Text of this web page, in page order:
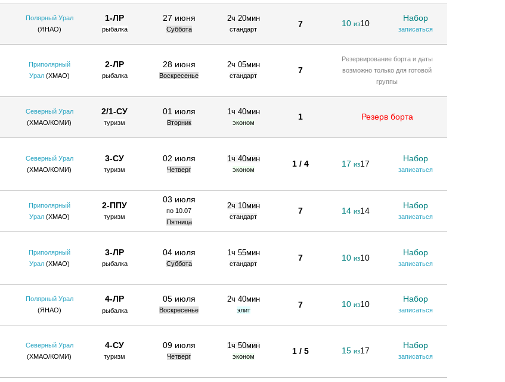
Полярный Урал
(ЯНАО)
1-ЛР
рыбалка
27 июня
Суббота
2ч 20мин
стандарт
7 10 из10
Набор
записаться
Приполярный
Урал(ХМАО)
2-ЛР
рыбалка
28 июня
Воскресенье
2ч 05мин
стандарт
7
Резервирование борта и даты
возможно только для готовой
группы
Северный Урал
(ХМАО/КОМИ)
2/1-СУ
туризм
01 июля
Вторник
1ч 40мин
эконом
1 Резерв борта
Северный Урал
(ХМАО/КОМИ)
3-СУ
туризм
02 июля
Четверг
1ч 40мин
эконом
1 / 4 17 из17
Набор
записаться
Приполярный
Урал(ХМАО)
2-ППУ
туризм
03 июля
по 10.07
Пятница
2ч 10мин
стандарт
7 14 из14
Набор
записаться
Приполярный
Урал(ХМАО)
3-ЛР
рыбалка
04 июля
Суббота
1ч 55мин
стандарт
7 10 из10
Набор
записаться
Полярный Урал
(ЯНАО)
4-ЛР
рыбалка
05 июля
Воскресенье
2ч 40мин
элит
7 10 из10
Набор
записаться
Северный Урал
(ХМАО/КОМИ)
4-СУ
туризм
09 июля
Четверг
1ч 50мин
эконом
1 / 5 15 из17
Набор
записаться